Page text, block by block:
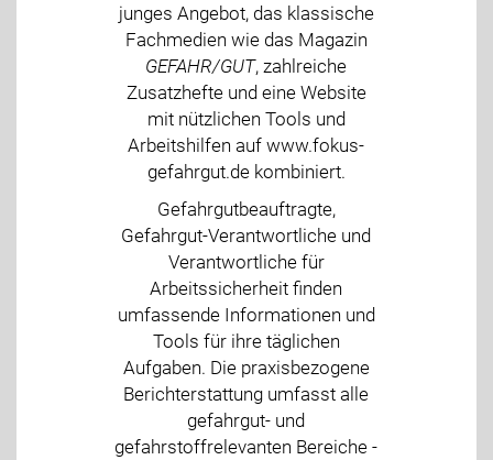
junges Angebot, das klassische
Fachmedien wie das Magazin
GEFAHR/GUT, zahlreiche
Zusatzhefte und eine Website
mit nützlichen Tools und
Arbeitshilfen auf www.fokus-
gefahrgut.de kombiniert.
Gefahrgutbeauftragte,
Gefahrgut-Verantwortliche und
Verantwortliche für
Arbeitssicherheit finden
umfassende Informationen und
Tools für ihre täglichen
Aufgaben. Die praxisbezogene
Berichterstattung umfasst alle
gefahrgut- und
gefahrstoffrelevanten Bereiche -